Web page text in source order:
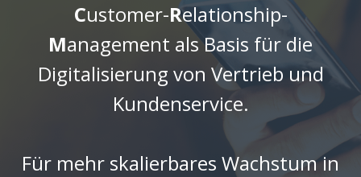
Customer-Relationship-
Management als Basis für die
Digitalisierung von Vertrieb und
Kundenservice.
Für mehr skalierbares Wachstum in